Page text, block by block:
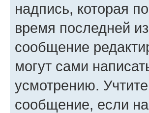
надпись, которая
время последней
сообщение
могут сами
усмотрению.
сообщение, если на